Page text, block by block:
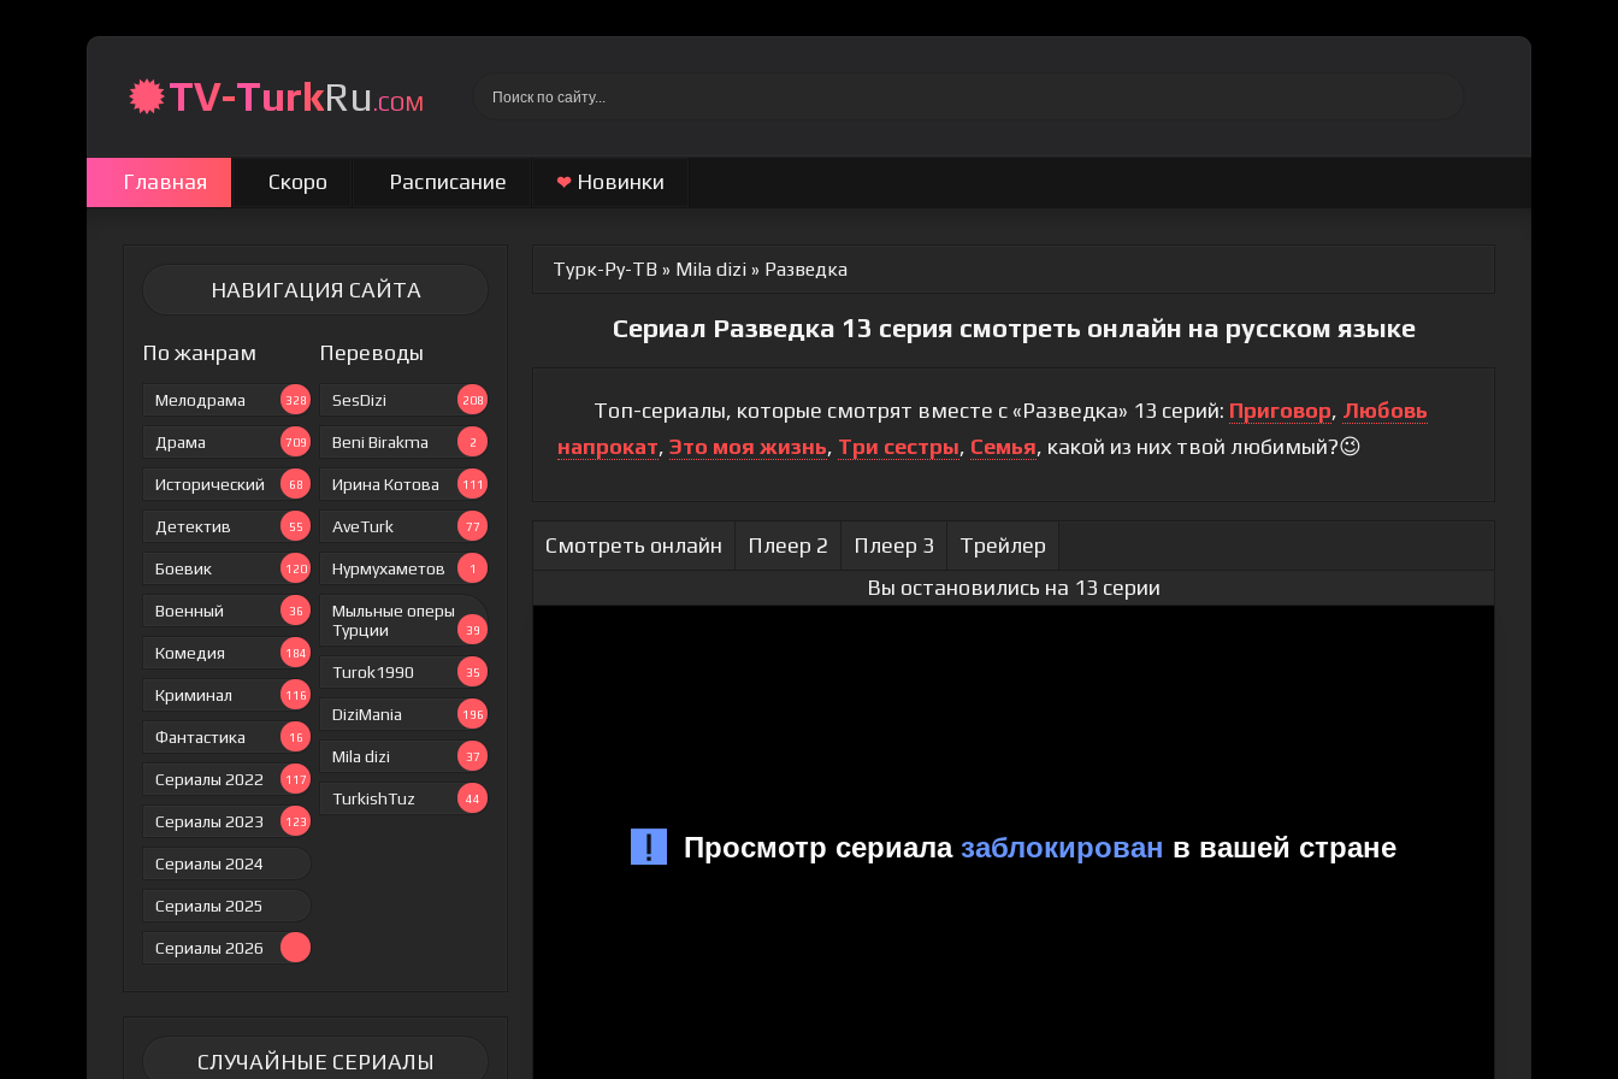
TV-TurkRu.COM
Главная Скоро Расписание ❤ Новинки
НАВИГАЦИЯ САЙТА
По жанрам
Мелодрама 328
Драма 709
Исторический 68
Детектив 55
Боевик 120
Военный 36
Комедия 184
Криминал 116
Фантастика 16
Сериалы 2022 117
Сериалы 2023 123
Сериалы 2024
Сериалы 2025
Сериалы 2026
Переводы
SesDizi 208
Beni Birakma 2
Ирина Котова 111
AveTurk 77
Нурмухаметов 1
Мыльные оперы
Турции
39
Turok1990 35
DiziMania 196
Mila dizi 37
TurkishTuz 44
СЛУЧАЙНЫЕ СЕРИАЛЫ
Турк-Ру-ТВ » Mila dizi » Разведка
Сериал Разведка 13 серия смотреть онлайн на русском языке
Топ-сериалы, которые смотрят вместе с «Разведка» 13 серий: Приговор, Любовь
напрокат, Это моя жизнь, Три сестры, Семья, какой из них твой любимый?😉
Смотреть онлайн Плеер 2 Плеер 3
Трейлер
Вы остановились на 13 серии